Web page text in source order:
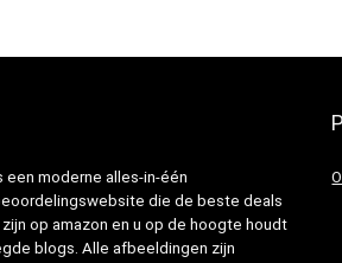
moderne alles-in-één
die de beste deals
op amazon en u op de hoogte houdt
blogs. Alle afbeeldingen zijn